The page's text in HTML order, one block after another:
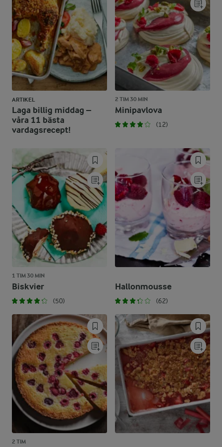
ARTIKEL
Laga billig middag –
våra 11 bästa
vardagsrecept!
2 TIM 30 MIN
Minipavlova
(12)
1 TIM 30 MIN
Biskvier
(50)
Hallonmousse
(62)
2 TIM